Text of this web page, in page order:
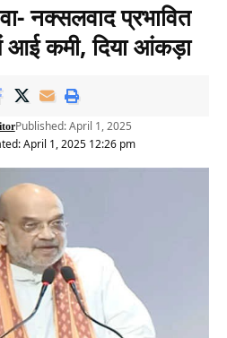
नक्सलवाद प्रभावित
आई कमी, दिया आंकड़ा
April 1, 2025 12:26 pm
Published: April 1, 2025